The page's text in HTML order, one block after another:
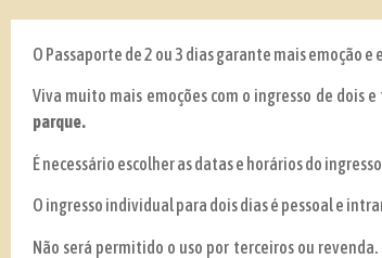
O Passaporte de 2 ou 3 dias garante mais emoção
Viva muito mais emoções com o ingresso de dois
parque.
É necessário escolher as datas e horários do
O ingresso individual para dois dias é pessoal e
Não será permitido o uso por terceiros ou